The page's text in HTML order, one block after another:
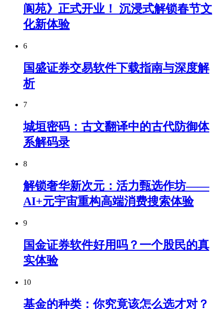
阆苑》正式开业！ 沉浸式解锁春节文
化新体验
6
国盛证券交易软件下载指南与深度解
析
7
城垣密码：古文翻译中的古代防御体
系解码录
8
解锁奢华新次元：活力甄选作坊——
AI+元宇宙重构高端消费搜索体验
9
国金证券软件好用吗？一个股民的真
实体验
10
基金的种类：你究竟该怎么选才对？